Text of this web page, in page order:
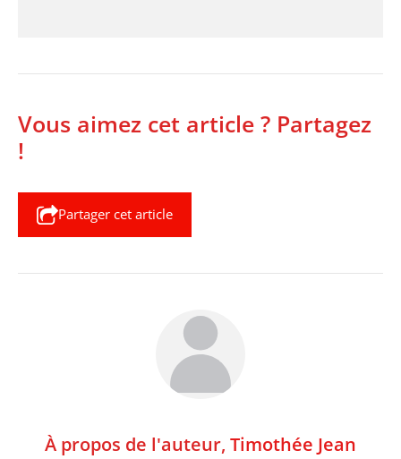
Vous aimez cet article ? Partagez
!
Partager cet article
À propos de l'auteur, Timothée Jean